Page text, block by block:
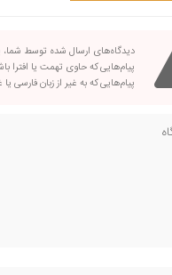
دیدگاه‌های ارسال شده توسط
پیام‌هایی که حاوی تهمت یا افترا
پیام‌هایی که به غیر از زبان فارسی